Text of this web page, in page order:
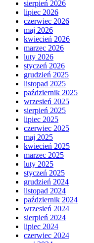
sierpień 2026
lipiec 2026
czerwiec 2026
maj 2026
kwiecień 2026
marzec 2026
luty 2026
styczeń 2026
grudzień 2025
listopad 2025
październik 2025
wrzesień 2025
sierpień 2025
lipiec 2025
czerwiec 2025
maj 2025
kwiecień 2025
marzec 2025
luty 2025
styczeń 2025
grudzień 2024
listopad 2024
październik 2024
wrzesień 2024
sierpień 2024
lipiec 2024
czerwiec 2024